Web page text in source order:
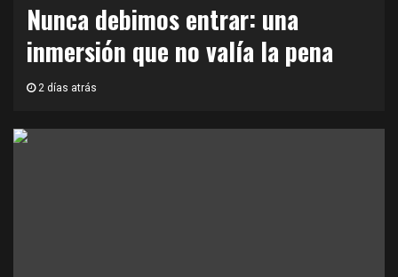
Nunca debimos entrar: una
inmersión que no valía la pena
2 días atrás